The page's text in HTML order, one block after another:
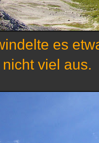
es
viel aus.